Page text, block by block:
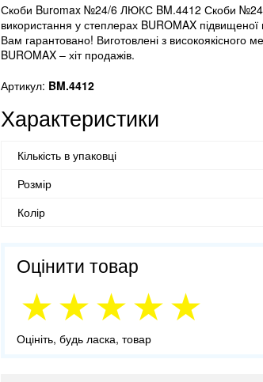
Скоби Buromax №24/6 ЛЮКС BM.4412 Скоби №24/
використання у степлерах BUROMAX підвищеної
Вам гарантовано! Виготовлені з високоякісного
BUROMAX – хіт продажів.
Артикул: BM.4412
Характеристики
Кількість в упаковці
Розмір
Колір
Оцінити товар
Оцініть, будь ласка, товар